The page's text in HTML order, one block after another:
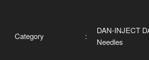
Category :
DAN-INJECT
Needles